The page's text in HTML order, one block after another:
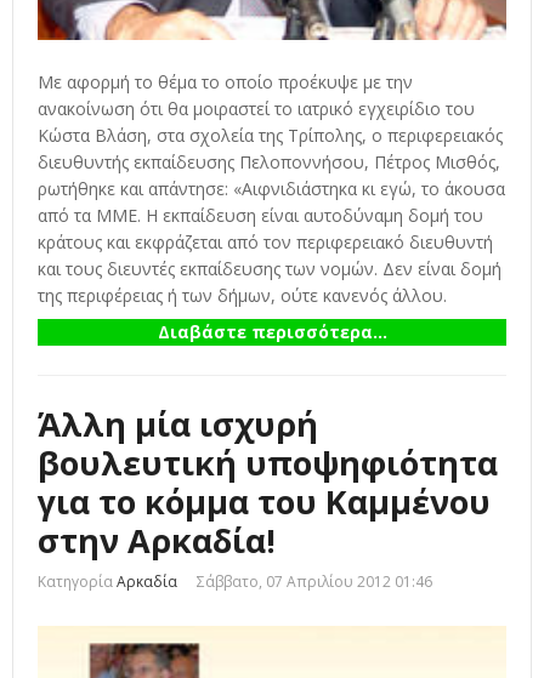
Με αφορμή το θέμα το οποίο προέκυψε με την
ανακοίνωση ότι θα μοιραστεί το ιατρικό εγχειρίδιο του
Κώστα Βλάση, στα σχολεία της Τρίπολης, ο περιφερειακός
διευθυντής εκπαίδευσης Πελοποννήσου, Πέτρος Μισθός,
ρωτήθηκε και απάντησε: «Αιφνιδιάστηκα κι εγώ, το άκουσα
από τα ΜΜΕ. Η εκπαίδευση είναι αυτοδύναμη δομή του
κράτους και εκφράζεται από τον περιφερειακό διευθυντή
και τους διευντές εκπαίδευσης των νομών. Δεν είναι δομή
της περιφέρειας ή των δήμων, ούτε κανενός άλλου.
Διαβάστε περισσότερα...
Άλλη μία ισχυρή
βουλευτική υποψηφιότητα
για το κόμμα του Καμμένου
στην Αρκαδία!
ΚατηγορίαΑρκαδία Σάββατο, 07 Απριλίου 2012 01:46